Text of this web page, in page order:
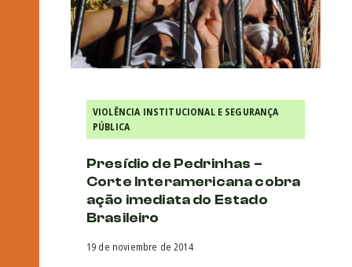
VIOLÊNCIA INSTITUCIONAL E SEGURANÇA
PÚBLICA
Presídio de Pedrinhas –
Corte Interamericana cobra
ação imediata do Estado
Brasileiro
19 de noviembre de 2014